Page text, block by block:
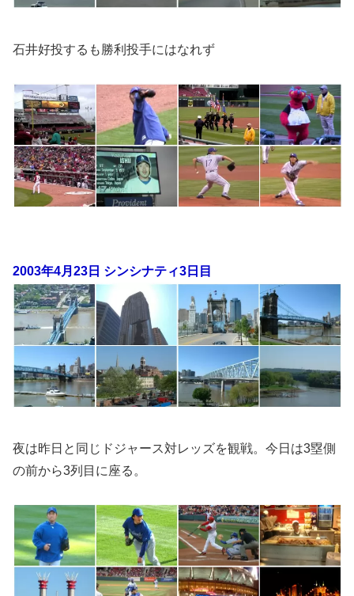
石井好投するも勝利投手にはなれず
2003年4月23日 シンシナティ3日目
夜は昨日と同じドジャース対レッズを観戦。今日は3塁側
の前から3列目に座る。